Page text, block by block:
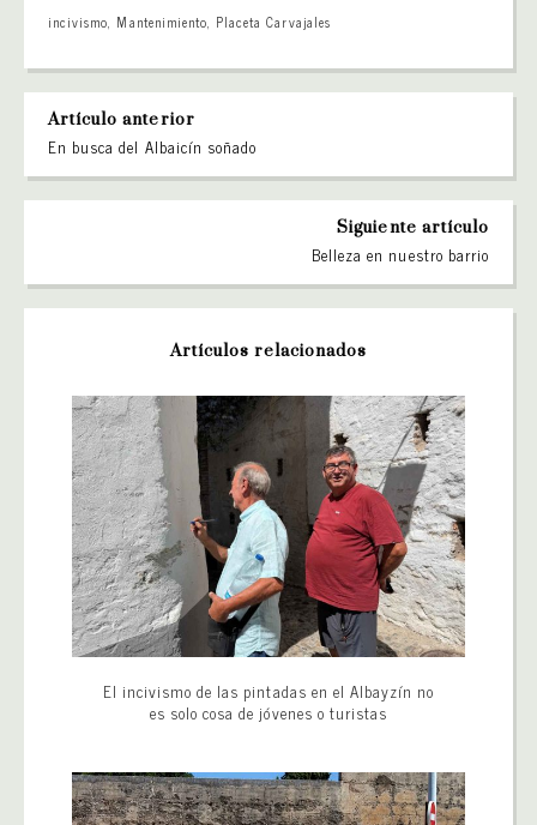
incivismo, Mantenimiento, Placeta Carvajales
Artículo anterior
En busca del Albaicín soñado
Siguiente artículo
Belleza en nuestro barrio
Artículos relacionados
El incivismo de las pintadas en el Albayzín no
es solo cosa de jóvenes o turistas